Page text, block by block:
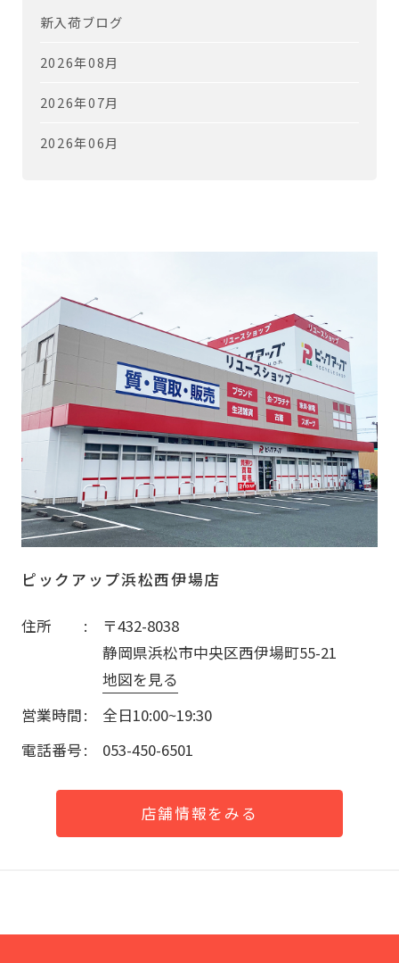
新入荷ブログ
2026年08月
2026年07月
2026年06月
ピックアップ浜松西伊場店
住所
〒432-8038
静岡県浜松市中央区西伊場町55-21
地図を見る
営業時間
全日10:00~19:30
電話番号
053-450-6501
店舗情報をみる